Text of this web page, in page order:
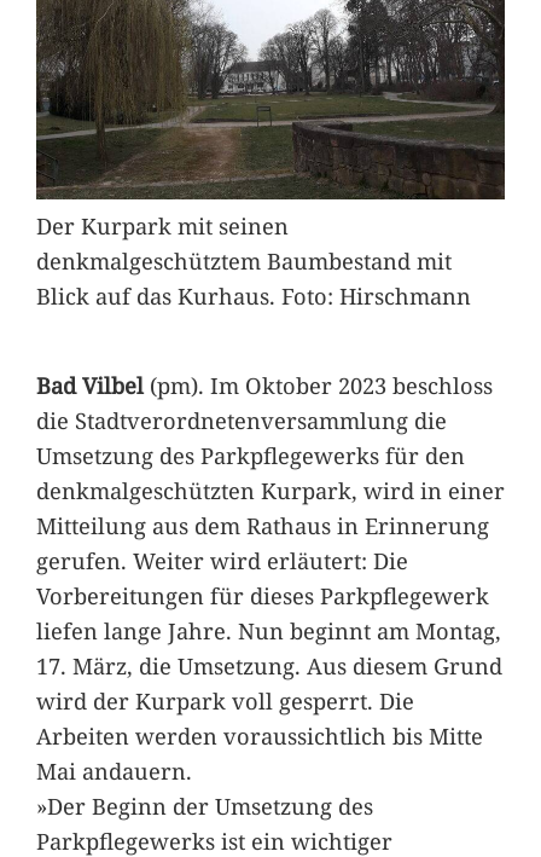
Der Kurpark mit seinen
denkmalgeschütztem Baumbestand mit
Blick auf das Kurhaus. Foto: Hirschmann
Bad Vilbel(pm). Im Oktober 2023 beschloss
die Stadtverordnetenversammlung die
Umsetzung des Parkpflegewerks für den
denkmalgeschützten Kurpark, wird in einer
Mitteilung aus dem Rathaus in Erinnerung
gerufen. Weiter wird erläutert: Die
Vorbereitungen für dieses Parkpflegewerk
liefen lange Jahre. Nun beginnt am Montag,
17. März, die Umsetzung. Aus diesem Grund
wird der Kurpark voll gesperrt. Die
Arbeiten werden voraussichtlich bis Mitte
Mai andauern.
»Der Beginn der Umsetzung des
Parkpflegewerks ist ein wichtiger